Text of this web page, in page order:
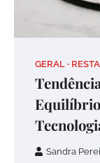
GERAL
Sandra